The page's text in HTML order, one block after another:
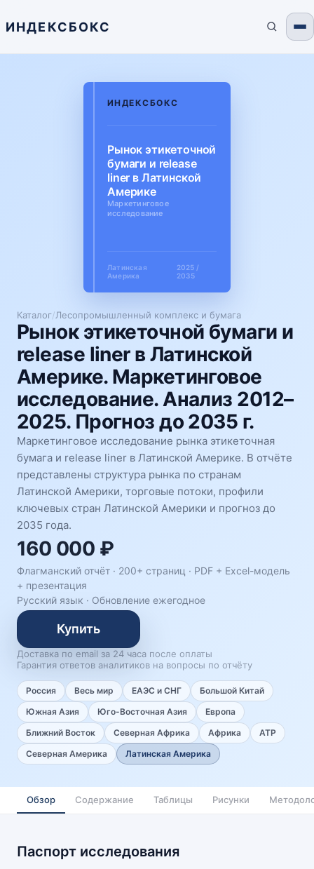
ИНДЕКСБОКС
Каталог/Лесопромышленный комплекс и бумага
Рынок этикеточной бумаги и
release liner в Латинской
Америке. Маркетинговое
исследование. Анализ 2012–
2025. Прогноз до 2035 г.
Маркетинговое исследование рынка этикеточная
бумага и release liner в Латинской Америке. В отчёте
представлены структура рынка по странам
Латинской Америки, торговые потоки, профили
ключевых стран Латинской Америки и прогноз до
2035 года.
160 000 ₽
Флагманский отчёт · 200+ страниц · PDF + Excel-модель
+ презентация
Русский язык · Обновление ежегодное
Купить
Доставка по email за 24 часа после оплаты
Гарантия ответов аналитиков на вопросы по отчёту
Россия Весь мир ЕАЭС и СНГ
Большой Китай
Южная Азия
Юго-Восточная Азия
Европа
Ближний Восток
Северная Африка Африка
АТР
Северная Америка
Латинская Америка
ИНДЕКСБОКС
Рынок этикеточной
бумаги и release
liner в Латинской
Америке
Маркетинговое
исследование
Латинская
Америка
2025 /
2035
Обзор Содержание Таблицы Рисунки
Паспорт исследования